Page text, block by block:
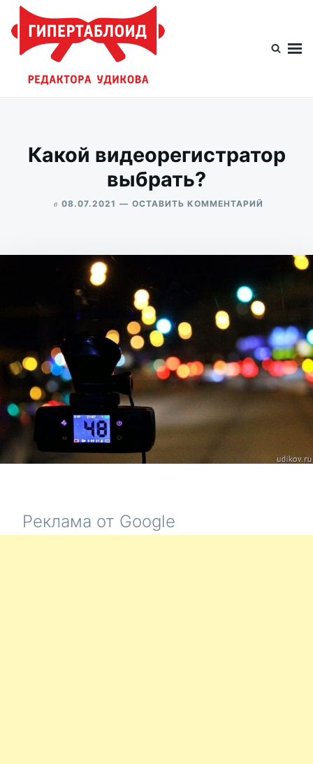
Перейти
содержимому
Искать:
Какой видеорегистратор
выбрать?
в 08.07.2021 ОСТАВИТЬ КОММЕНТАРИЙ
Реклама от Google